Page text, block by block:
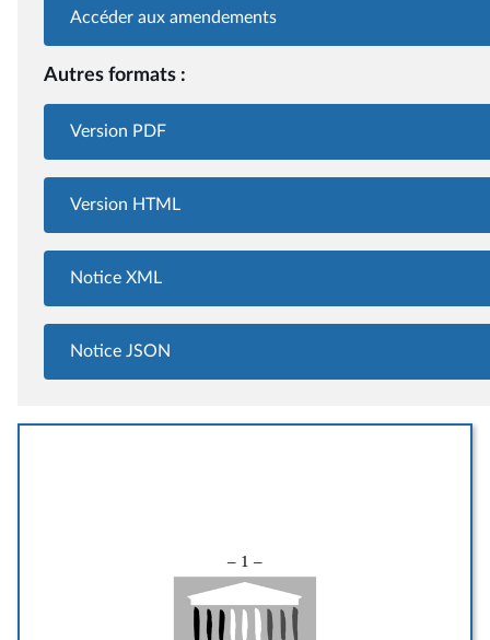
Accéder aux amendements
Autres formats :
Version PDF
Version HTML
Notice XML
Notice JSON